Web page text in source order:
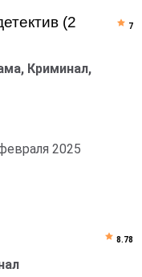
(2
Криминал,
2025
7
8.78